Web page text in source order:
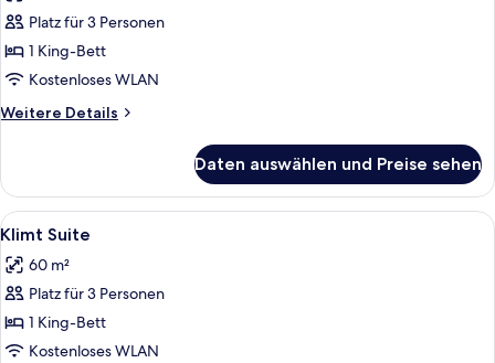
Junior-
Suite,
1 King-
Bett
anzeigen
Platz für 3 Personen
1 King-Bett
Kostenloses WLAN
Weitere Details
Weitere
Suite,
1 King-
Bett
Daten auswählen und Preise sehen
Alle
Fotos
für
Klimt
Suite
anzeigen
Klimt Suite |
10
Klimt Suite
60 m²
Platz für 3 Personen
1 King-Bett
Kostenloses WLAN